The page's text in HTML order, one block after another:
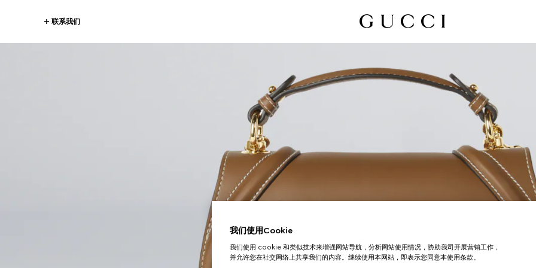
联系我们
我们使用Cookie
我们使用 cookie 和类似技术来增强网站导航，分析网站使用情况，协助我司开展营销工作，
并允许您在社交网络上共享我们的内容。继续使用本网站，即表示您同意本使用条款。